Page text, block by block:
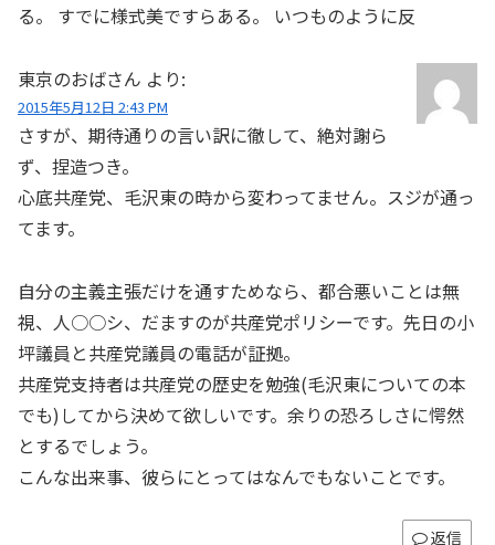
る。 すでに様式美ですらある。 いつものように反
東京のおばさん より:
2015年5月12日 2:43 PM
さすが、期待通りの言い訳に徹して、絶対謝ら
ず、捏造つき。
心底共産党、毛沢東の時から変わってません。スジが通っ
てます。
自分の主義主張だけを通すためなら、都合悪いことは無
視、人○○シ、だますのが共産党ポリシーです。先日の小
坪議員と共産党議員の電話が証拠。
共産党支持者は共産党の歴史を勉強(毛沢東についての本
でも)してから決めて欲しいです。余りの恐ろしさに愕然
とするでしょう。
こんな出来事、彼らにとってはなんでもないことです。
返信